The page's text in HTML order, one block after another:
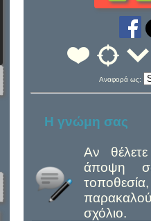
Αναφορά ως:
Η γνώμη σας
Αν
άποψη
σχόλιο.